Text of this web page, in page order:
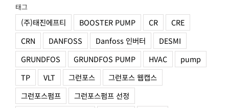
태그
(주)태진에프티 BOOSTER PUMP CR
CRE
CRN
DANFOSS Danfoss 인버터
DESMI
GRUNDFOS
GRUNDFOS PUMP HVAC
pump
TP
VLT 그런포스
그런포스 웹캡스
그런포스펌프
그런포스펌프 선정